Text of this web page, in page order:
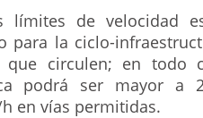
límites de velocidad
para la ciclo-
circulen; en todo
podrá ser mayor a
en vías permitidas.